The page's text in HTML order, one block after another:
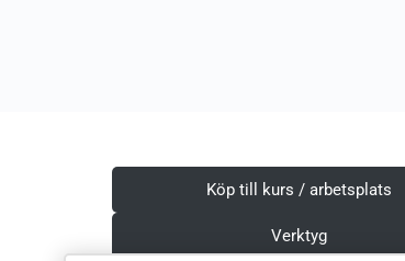
Köp till kurs / arbetsplats
Verktyg